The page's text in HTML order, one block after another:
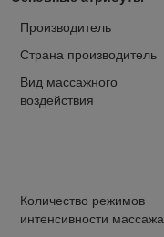
Производитель
Страна производитель
Вид массажного
воздействия
Количество режимов
интенсивности массажа